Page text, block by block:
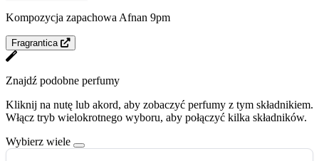
Kompozycja zapachowa Afnan 9pm
Fragrantica
Znajdź podobne perfumy
Kliknij na nutę lub akord, aby zobaczyć perfumy z tym składnikiem.
Włącz tryb wielokrotnego wyboru, aby połączyć kilka składników.
Wybierz wiele